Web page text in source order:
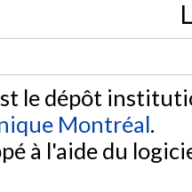
le dépôt
Montréal.
à l'aide du